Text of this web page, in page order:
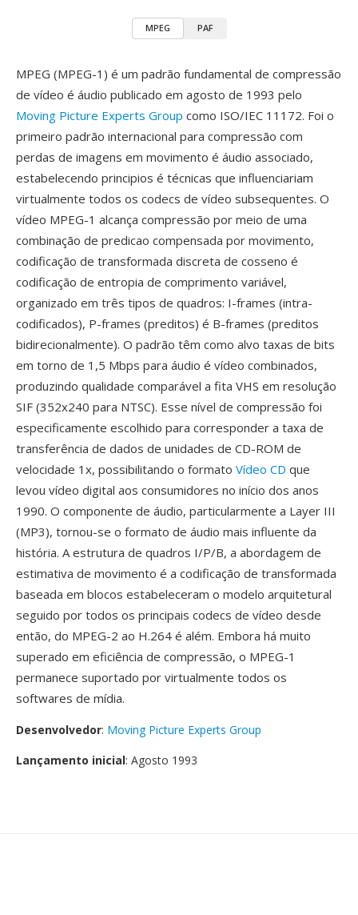
MPEG PAF
MPEG (MPEG-1) é um padrão fundamental de compressão
de vídeo é áudio publicado em agosto de 1993 pelo
Moving Picture Experts Group como ISO/IEC 11172. Foi o
primeiro padrão internacional para compressão com
perdas de imagens em movimento é áudio associado,
estabelecendo principios é técnicas que influenciariam
virtualmente todos os codecs de vídeo subsequentes. O
vídeo MPEG-1 alcança compressão por meio de uma
combinação de predicao compensada por movimento,
codificação de transformada discreta de cosseno é
codificação de entropia de comprimento variável,
organizado em três tipos de quadros: I-frames (intra-
codificados), P-frames (preditos) é B-frames (preditos
bidirecionalmente). O padrão têm como alvo taxas de bits
em torno de 1,5 Mbps para áudio é vídeo combinados,
produzindo qualidade comparável a fita VHS em resolução
SIF (352x240 para NTSC). Esse nível de compressão foi
especificamente escolhido para corresponder a taxa de
transferência de dados de unidades de CD-ROM de
velocidade 1x, possibilitando o formato Vídeo CD que
levou vídeo digital aos consumidores no início dos anos
1990. O componente de áudio, particularmente a Layer III
(MP3), tornou-se o formato de áudio mais influente da
história. A estrutura de quadros I/P/B, a abordagem de
estimativa de movimento é a codificação de transformada
baseada em blocos estabeleceram o modelo arquitetural
seguido por todos os principais codecs de vídeo desde
então, do MPEG-2 ao H.264 é além. Embora há muito
superado em eficiência de compressão, o MPEG-1
permanece suportado por virtualmente todos os
softwares de mídia.
Desenvolvedor: Moving Picture Experts Group
Lançamento inicial: Agosto 1993